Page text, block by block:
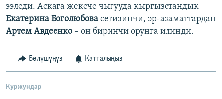
ээледи. Аскага жекече чыгууда кыргызстандык
Екатерина Боголюбова сегизинчи, эр-азаматтардан
Артем Авдеенко – он биринчи орунга илинди.
Бөлүшүңүз Катталыңыз
Куржундар